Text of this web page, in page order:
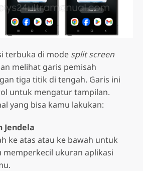
terbuka di mode split screen
melihat garis pemisah
tiga titik di tengah. Garis ini
untuk mengatur tampilan.
yang bisa kamu lakukan:
Jendela
ke atas atau ke bawah untuk
memperkecil ukuran aplikasi